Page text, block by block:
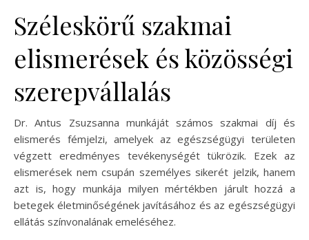
Széleskörű szakmai
elismerések és közösségi
szerepvállalás
Dr. Antus Zsuzsanna munkáját számos szakmai díj és
elismerés fémjelzi, amelyek az egészségügyi területen
végzett eredményes tevékenységét tükrözik. Ezek az
elismerések nem csupán személyes sikerét jelzik, hanem
azt is, hogy munkája milyen mértékben járult hozzá a
betegek életminőségének javításához és az egészségügyi
ellátás színvonalának emeléséhez.